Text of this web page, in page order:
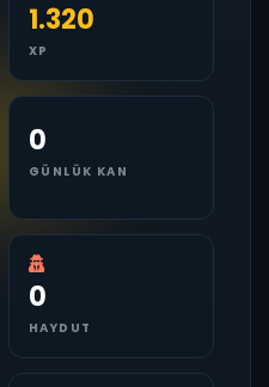
1.320
XP
0
GÜNLÜK KAN
0
HAYDUT